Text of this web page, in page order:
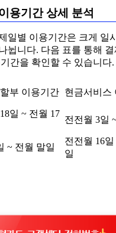
용기간 상세 분석
일별 이용기간은 크게 일
뉩니다. 다음 표를 통해
간을 확인할 수 있습니다.
부 이용기간 현금서비스
일 ~ 전월 17
전전월 3일
~ 전월 말일
전전월 16
일